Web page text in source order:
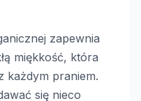
zapewnia
miękkość, która
każdym praniem.
się nieco